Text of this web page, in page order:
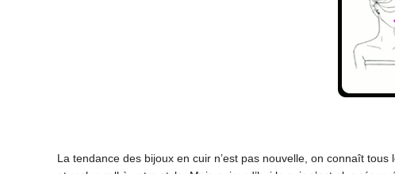
La tendance des bijoux en cuir n’est pas nouvelle, on connaît